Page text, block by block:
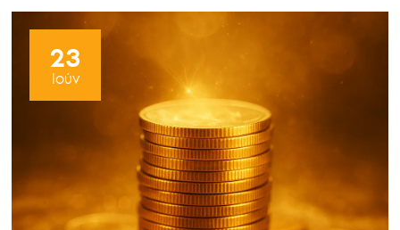
23
Ιούν